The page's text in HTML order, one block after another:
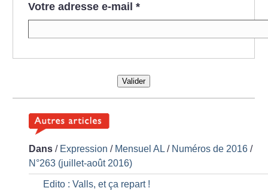
Votre adresse e-mail *
Valider
Dans / Expression / Mensuel AL / Numéros de 2016 /
N°263 (juillet-août 2016)
Edito : Valls, et ça repart !